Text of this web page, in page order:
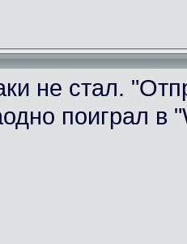
не стал.
поиграл в